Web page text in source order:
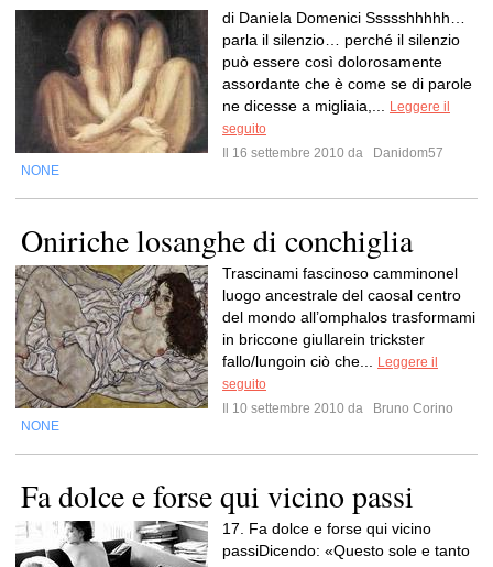
di Daniela Domenici Ssssshhhhh…
parla il silenzio… perché il silenzio
può essere così dolorosamente
assordante che è come se di parole
ne dicesse a migliaia,...
Leggere il
seguito
Il 16 settembre 2010 da
Danidom57
NONE
Oniriche losanghe di conchiglia
Trascinami fascinoso camminonel
luogo ancestrale del caosal centro
del mondo all’omphalos trasformami
in briccone giullarein trickster
fallo/lungoin ciò che...
Leggere il
seguito
Il 10 settembre 2010 da
Bruno Corino
NONE
Fa dolce e forse qui vicino passi
17. Fa dolce e forse qui vicino
passiDicendo: «Questo sole e tanto